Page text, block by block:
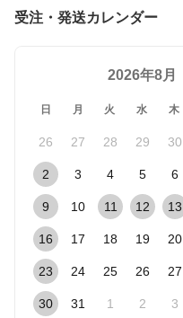
受注・発送カレンダー
2026年8月
日 月 火 水 木
26 27 28 29 30
2 3 4 5 6
9 10 11 12 13
16 17 18 19 20
23 24 25 26 27
30 31 1 2 3